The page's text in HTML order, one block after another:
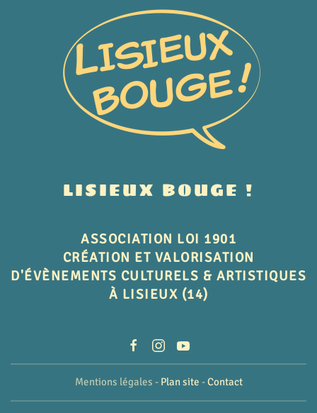
LISIEUX BOUGE !
ASSOCIATION LOI 1901
CRÉATION ET VALORISATION
D'ÉVÈNEMENTS CULTURELS & ARTISTIQUES
À LISIEUX (14)
Mentions légales - Plan site -Contact